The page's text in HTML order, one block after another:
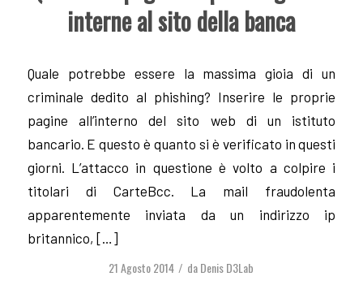
interne al sito della banca
Quale potrebbe essere la massima gioia di un
criminale dedito al phishing? Inserire le proprie
pagine all’interno del sito web di un istituto
bancario. E questo è quanto si è verificato in questi
giorni. L’attacco in questione è volto a colpire i
titolari di CarteBcc. La mail fraudolenta
apparentemente inviata da un indirizzo ip
britannico, […]
21 Agosto 2014 / daDenis D3Lab